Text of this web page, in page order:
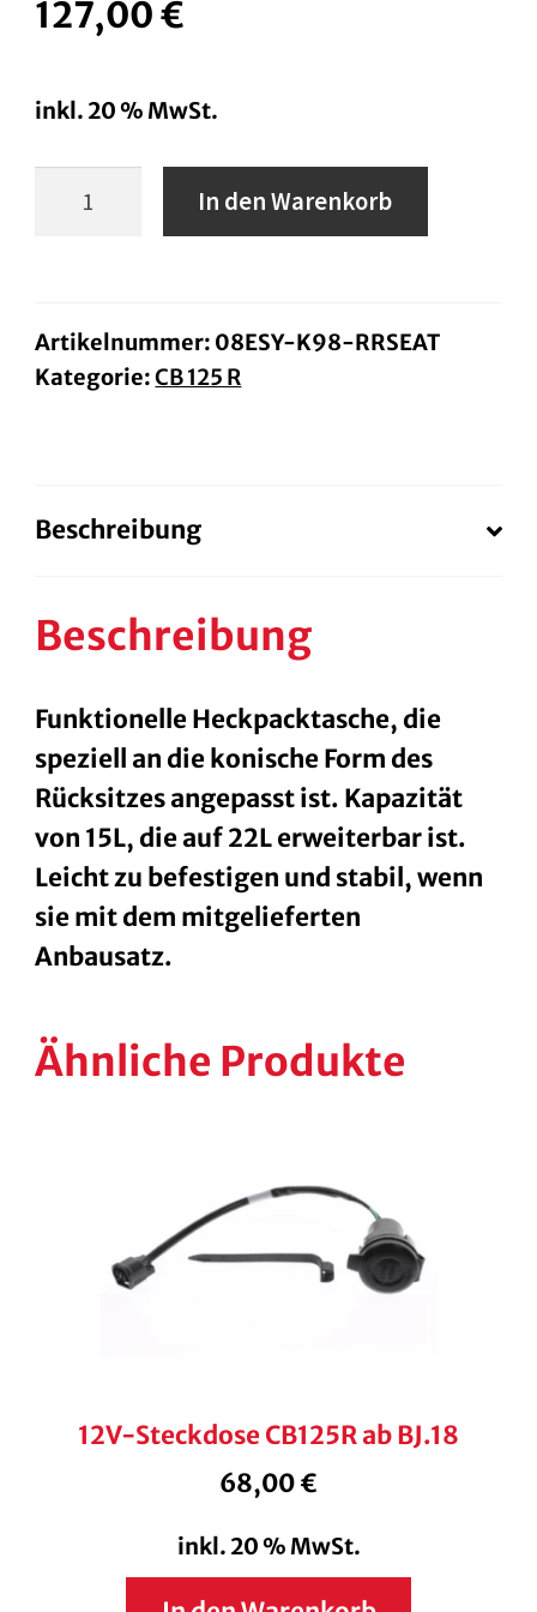
127,00€
inkl. 20 % MwSt.
Heckpacktaschen-
In den Warenkorb
Artikelnummer: 08ESY-K98-RRSEAT
Kategorie:CB 125 R
Beschreibung
Beschreibung
Funktionelle Heckpacktasche, die
speziell an die konische Form des
Rücksitzes angepasst ist. Kapazität
von 15L, die auf 22L erweiterbar ist.
Leicht zu befestigen und stabil, wenn
sie mit dem mitgelieferten
Anbausatz.
Ähnliche Produkte
12V-Steckdose CB125R ab BJ.18
68,00€
inkl. 20 % MwSt.